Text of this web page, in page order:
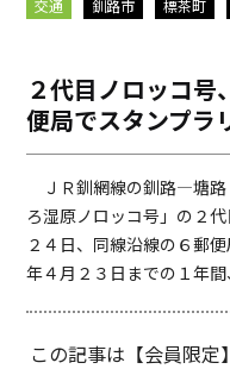
c
o
o
n
a
p
i
n
交通 釧路市 標茶町
２代目ノロッコ
便局でスタンプラ
ＪＲ釧網線の釧路―塘路
ろ湿原ノロッコ号」の２
２４日、同線沿線の６郵
年４月２３日までの１年間
この記事は【会員限